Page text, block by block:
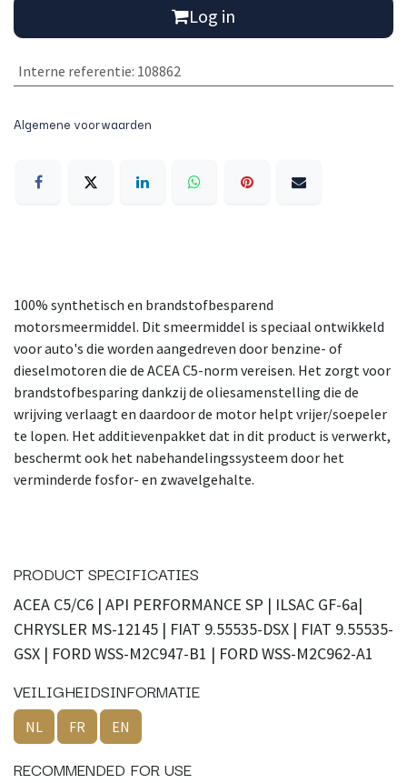
Log in
Interne referentie: 108862
Algemene voorwaarden
100% synthetisch en brandstofbesparend
motorsmeermiddel. Dit smeermiddel is speciaal ontwikkeld
voor auto's die worden aangedreven door benzine- of
dieselmotoren die de ACEA C5-norm vereisen. Het zorgt voor
brandstofbesparing dankzij de oliesamenstelling die de
wrijving verlaagt en daardoor de motor helpt vrijer/soepeler
te lopen. Het additievenpakket dat in dit product is verwerkt,
beschermt ook het nabehandelingssysteem door het
verminderde fosfor- en zwavelgehalte.
PRODUCT SPECIFICATIES
ACEA C5/C6 | API PERFORMANCE SP | ILSAC GF-6a|
CHRYSLER MS-12145 | FIAT 9.55535-DSX | FIAT 9.55535-
GSX | FORD WSS-M2C947-B1 | FORD WSS-M2C962-A1
VEILIGHEIDSINFORMATIE
NL FR EN
RECOMMENDED FOR USE